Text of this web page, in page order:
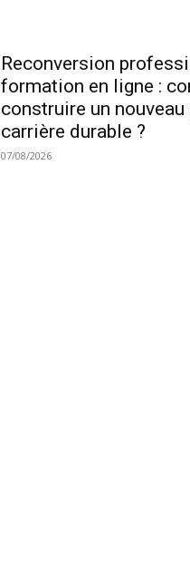
Reconversion
formation en ligne :
construire un nouveau
carrière durable ?
07/08/2026